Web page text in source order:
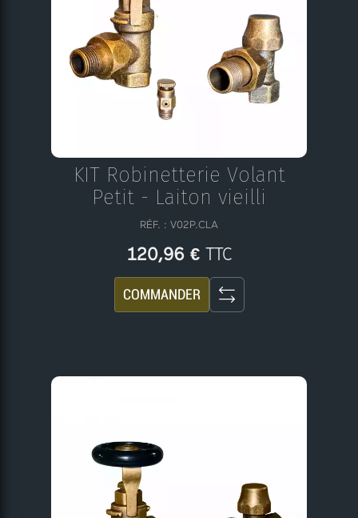
KIT Robinetterie Volant
Petit - Laiton vieilli
RÉF. : V02P.CLA
120,96 € TTC
COMMANDER